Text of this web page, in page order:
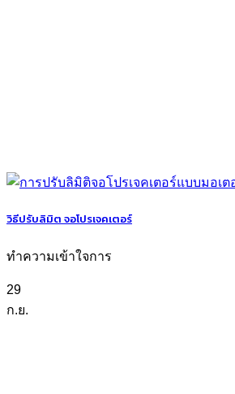
วิธีปรับลิมิต จอโปรเจคเตอร์
ทำความเข้าใจการ
29
ก.ย.